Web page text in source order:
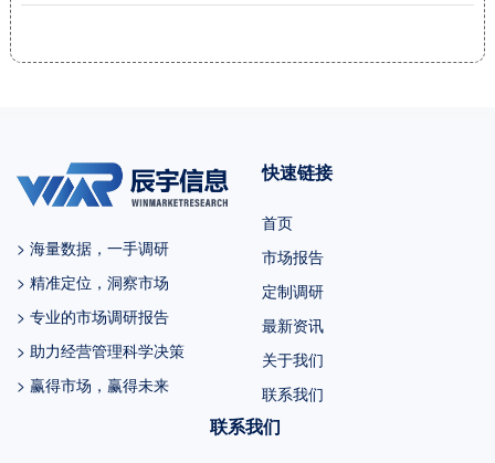
元，同期美国市场CAGR预计大约
为 %。未来几年，亚太地区的重
> 海量数据，一手调研
> 精准定位，洞察市场
> 专业的市场调研报告
> 助力经营管理科学决策
> 赢得市场，赢得未来
快速链接
首页
市场报告
定制调研
最新资讯
关于我们
联系我们
联系我们